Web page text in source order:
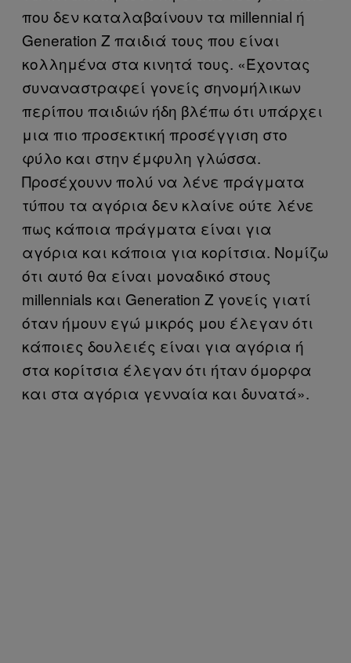
που δεν καταλαβαίνουν τα millennial ή
Generation Z παιδιά τους που είναι
κολλημένα στα κινητά τους. «Έχοντας
συναναστραφεί γονείς σηνομήλικων
περίπου παιδιών ήδη βλέπω ότι υπάρχει
μια πιο προσεκτική προσέγγιση στο
φύλο και στην έμφυλη γλώσσα.
Προσέχουνν πολύ να λένε πράγματα
τύπου τα αγόρια δεν κλαίνε ούτε λένε
πως κάποια πράγματα είναι για
αγόρια και κάποια για κορίτσια. Νομίζω
ότι αυτό θα είναι μοναδικό στους
millennials και Generation Z γονείς γιατί
όταν ήμουν εγώ μικρός μου έλεγαν ότι
κάποιες δουλειές είναι για αγόρια ή
στα κορίτσια έλεγαν ότι ήταν όμορφα
και στα αγόρια γενναία και δυνατά».